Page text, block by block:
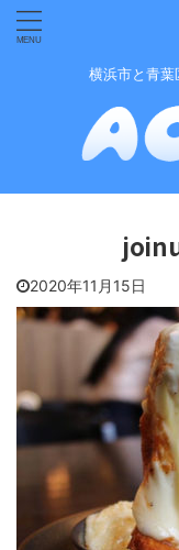
横浜市と青葉
2020年11月15日